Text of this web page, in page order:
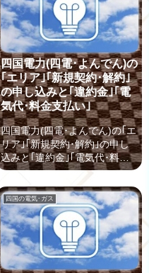
四国電力(四電･よんでん)の
｢エリア｣｢新規契約･解約｣
の申し込みと｢違約金｣｢電
気代･料金支払い｣
四国電力(四電･よんでん)の｢エ
リア｣｢新規契約･解約｣の申し
込みと｢違約金｣｢電気代･料金
支払い｣ 「四国電力」は、その
名の通り四国地方で幅広く利
用され、「よんでん」の愛称
で親しまれています。 現在私
たちは数ある電力会社の中か
ら、自由に電力を選んで契約
することができますが、四国
地方に引越しや転勤予定のあ
四国の電気･ガス